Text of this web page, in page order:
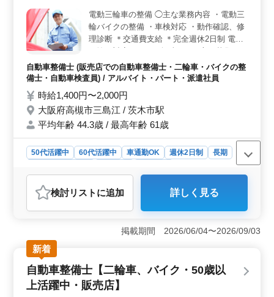
電動三輪車の整備 ◯主な業務内容 ・電動三
輪バイクの整備 ・車検対応 ・動作確認、修
理診断 ＊交通費支給 ＊完全週休2日制 電動
す。 これまでの修理、整備経験が活きるお
仕事です。
自動車整備士 (販売店での自動車整備士・二輪車・バイクの整
備士・自動車検査員) / アルバイト・パート・派遣社員
時給1,400円〜2,000円
大阪府高槻市三島江 / 茨木市駅
平均年齢 44.3歳 / 最高年齢 61歳
50代活躍中 60代活躍中 車通勤OK 週休2日制
長期
自動車整備士
おすすめポイント
＜完全週休2日制で働きやすい環境＞ 完全週休2日制で
しっかり休みを確保でき、プライベートとの両立がしや
すい環境です。残業なしのため、生活リズムを整えなが
ら無理なく勤務でき、長期的に続けやすい職場で
す。 ＜整備経験を活かせる業務内容＞ 電動三輪バ
イクの整備、車検対応、動作確認、修理診断を担当しま
す。これまでの修理や整備経験を活かして、電動車両の
検討リスト に追加 詳しく見る
掲載期間 2026/06/04〜2026/09/03
新着
自動車整備士【二輪車、バイク・50歳以
上活躍中・販売店】